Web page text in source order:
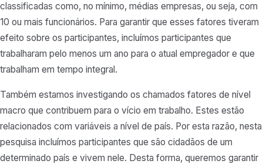
classificadas como, no mínimo, médias empresas, ou seja, com
10 ou mais funcionários. Para garantir que esses fatores tiveram
efeito sobre os participantes, incluímos participantes que
trabalharam pelo menos um ano para o atual empregador e que
trabalham em tempo integral.
Também estamos investigando os chamados fatores de nível
macro que contribuem para o vício em trabalho. Estes estão
relacionados com variáveis a nível de país. Por esta razão, nesta
pesquisa incluímos participantes que são cidadãos de um
determinado país e vivem nele. Desta forma, queremos garantir